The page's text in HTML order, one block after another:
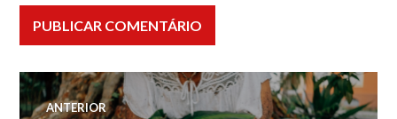
Navegação
ANTERIOR